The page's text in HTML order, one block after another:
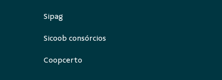
Sipag
Sicoob consórcios
Coopcerto